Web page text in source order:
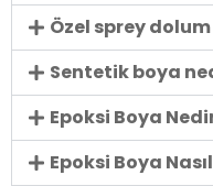
Özel sprey
Sentetik boya
Epoksi Boya
Epoksi Boya